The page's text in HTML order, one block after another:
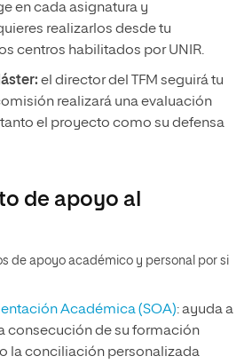
en cada asignatura y
realizarlos desde tu
centros habilitados por UNIR.
el director del TFM seguirá tu
realizará una evaluación
tanto el proyecto como su defensa
de apoyo al
de apoyo académico y personal por si
Académica (SOA): ayuda a
consecución de su formación
la conciliación personalizada